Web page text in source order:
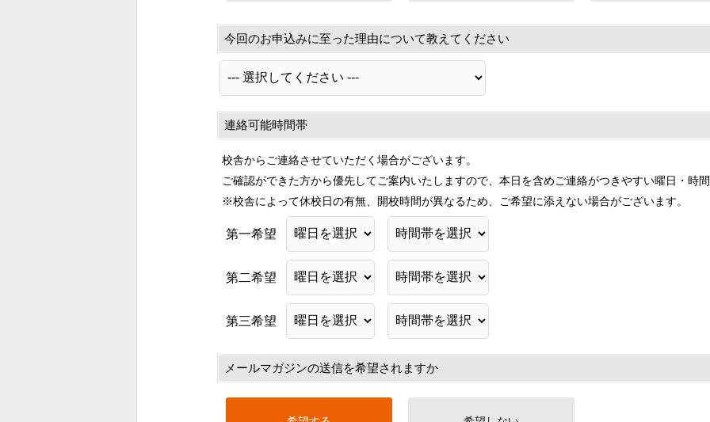
今回のお申込みに至った理由について教えてください
連絡可能時間帯
校舎からご連絡させていただく場合がございます。
ご確認ができた方から優先してご案内いたしますので、本日を含めご連絡がつきやすい曜日・時
※校舎によって休校日の有無、開校時間が異なるため、ご希望に添えない場合がございます。
第一希望
第二希望
第三希望
メールマガジンの送信を希望されますか